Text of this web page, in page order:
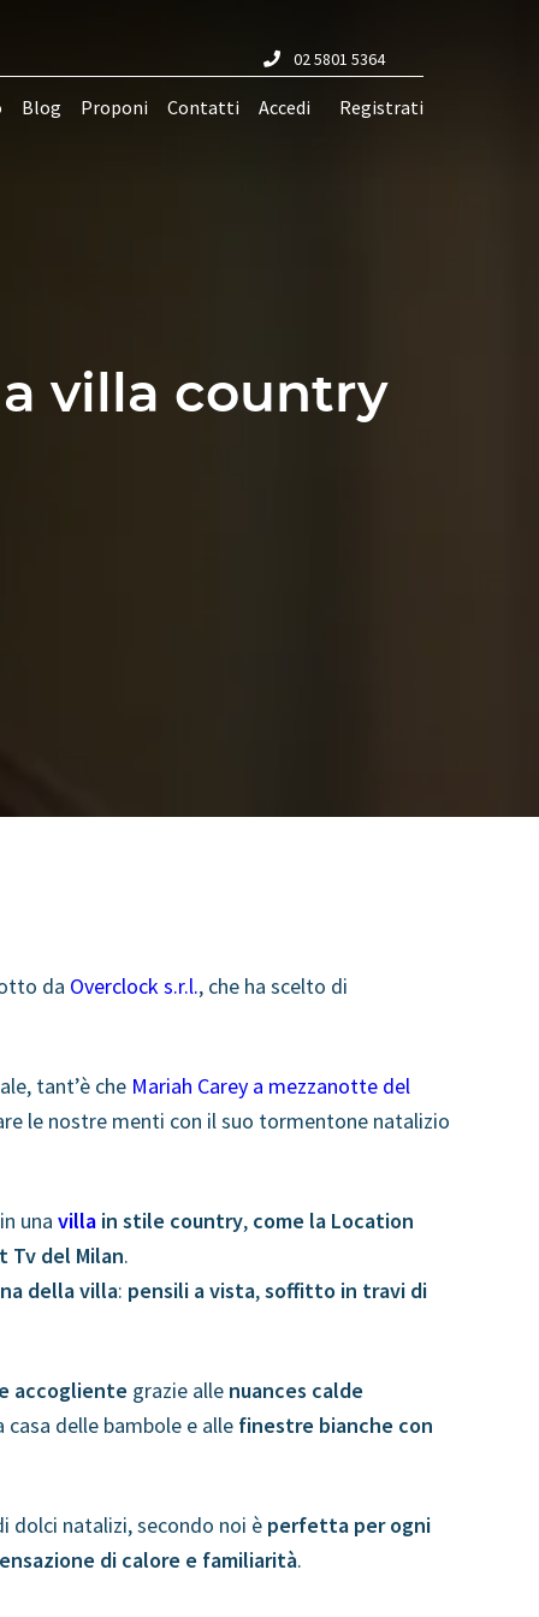
02 5801 5364
Blog Proponi Contatti Accedi Registrati
villa country
da Overclock s.r.l., che ha scelto di
tant’è che Mariah Carey a mezzanotte del
le nostre menti con il suo tormentone natalizio
una villa in stile country, come la Location
Tv del Milan.
della villa: pensili a vista,soffitto in travi di
accogliente grazie alle nuances calde
casa delle bambole e alle finestre bianche con
dolci natalizi, secondo noi è perfetta per ogni
di calore e familiarità.